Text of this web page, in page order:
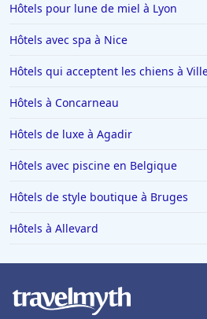
Hôtels pour lune de miel à Lyon
Hôtels avec spa à Nice
Hôtels qui acceptent les chiens à
Hôtels à Concarneau
Hôtels de luxe à Agadir
Hôtels avec piscine en Belgique
Hôtels de style boutique à Bruges
Hôtels à Allevard